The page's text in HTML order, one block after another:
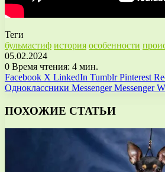
Теги
бульмастиф история особенности
05.02.2024
0 Время чтения: 4 мин.
Facebook X LinkedIn Tumblr Pinterest
Одноклассники Messenger Messenger
ПОХОЖИЕ СТАТЬИ